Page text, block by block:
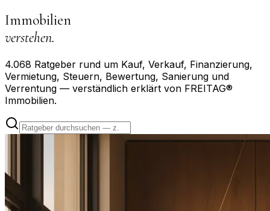
Immobilien
verstehen.
4.068 Ratgeber rund um Kauf, Verkauf, Finanzierung,
Vermietung, Steuern, Bewertung, Sanierung und
Verrentung — verständlich erklärt von FREITAG®
Immobilien.